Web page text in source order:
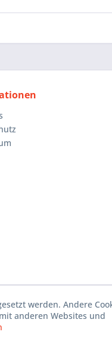
werden. Andere
anderen Websites und